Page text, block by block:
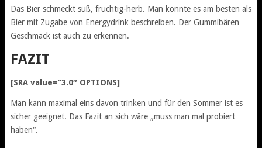
Das Bier schmeckt süß, fruchtig-herb. Man könnte es am besten als
Bier mit Zugabe von Energydrink beschreiben. Der Gummibären
Geschmack ist auch zu erkennen.
FAZIT
[SRA value=“3.0″ OPTIONS]
Man kann maximal eins davon trinken und für den Sommer ist es
sicher geeignet. Das Fazit an sich wäre „muss man mal probiert
haben“.